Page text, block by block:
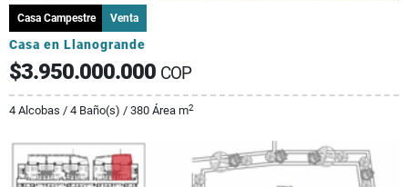
Casa Campestre Venta
Casa en Llanogrande
$3.950.000.000 COP
4 Alcobas / 4 Baño(s) / 380 Área m2